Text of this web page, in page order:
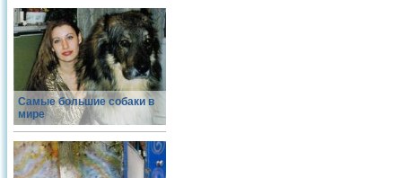
Самые большие собаки в
мире